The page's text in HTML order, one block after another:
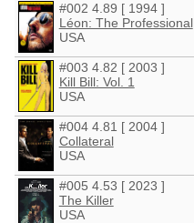
#002 4.89 [ 1994 ]
Léon: The Professional
USA
#003 4.82 [ 2003 ]
Kill Bill: Vol. 1
USA
#004 4.81 [ 2004 ]
Collateral
USA
#005 4.53 [ 2023 ]
The Killer
USA